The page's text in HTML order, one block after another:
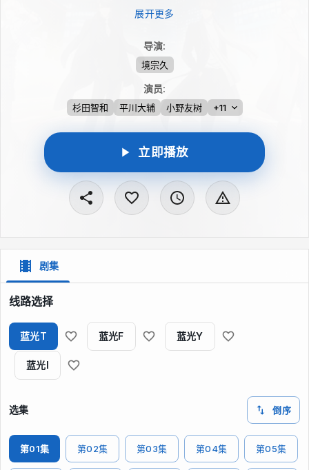
每一天都在努力着。 某日，个性古灵精怪充满了孩子气的周棋洛
（柿原彻也 配音）、外表看似冷漠但内心却温情脉脉的CEO李泽
静的许墨（平川大辅 配音）、个性大大咧咧，内心里充满了正义
感的白起（小野友树 配音）四名男子接二连三的出现在了我的面
前，随着和这四人的交往的深入，父亲死亡的真相也渐渐的浮出了
水面。
展开更多
导演:
境宗久
演员:
杉田智和 平川大辅 小野友树 +11
立即播放
剧集
线路选择
蓝光T 蓝光F 蓝光Y
蓝光I
选集 倒序
第01集 第02集 第03集 第04集 第05集